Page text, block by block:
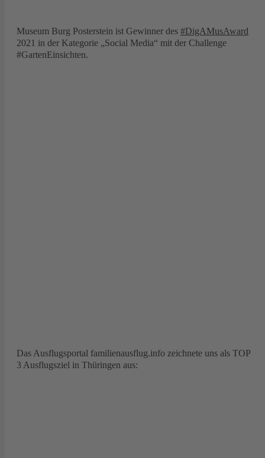
Museum Burg Posterstein ist Gewinner des #DigAMusAward
2021 in der Kategorie „Social Media“ mit der Challenge
#GartenEinsichten.
Das Ausflugsportal familienausflug.info zeichnete uns als TOP
3 Ausflugsziel in Thüringen aus: